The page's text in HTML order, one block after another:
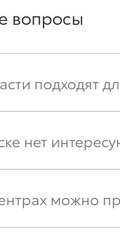
вопросы
подходят
нет
можно